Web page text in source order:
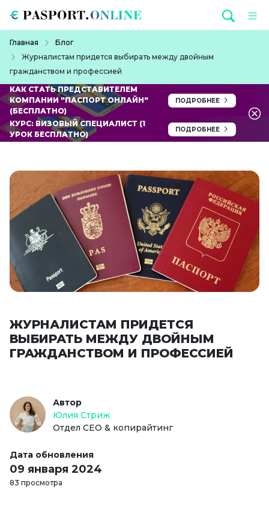
Главная
Блог
Журналистам придется выбирать между двойным
гражданством и профессией
КАК СТАТЬ ПРЕДСТАВИТЕЛЕМ
КОМПАНИИ "ПАСПОРТ ОНЛАЙН"
(БЕСПЛАТНО)
ПОДРОБНЕЕ
КУРС: ВИЗОВЫЙ СПЕЦИАЛИСТ (1
УРОК БЕСПЛАТНО)
ПОДРОБНЕЕ
ЖУРНАЛИСТАМ ПРИДЕТСЯ
ВЫБИРАТЬ МЕЖДУ ДВОЙНЫМ
ГРАЖДАНСТВОМ И ПРОФЕССИЕЙ
Автор
Юлия Стриж
Отдел СЕО & копирайтинг
Дата обновления
09 января 2024
83 просмотра